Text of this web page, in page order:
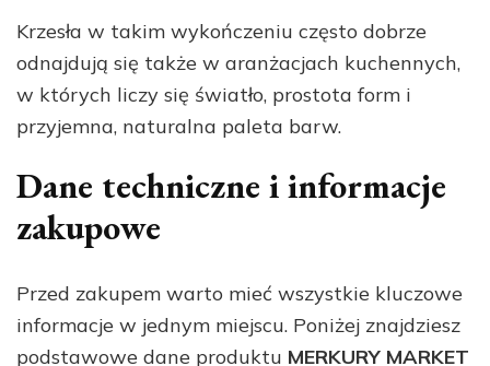
Krzesła w takim wykończeniu często dobrze
odnajdują się także w aranżacjach kuchennych,
w których liczy się światło, prostota form i
przyjemna, naturalna paleta barw.
Dane techniczne i informacje
zakupowe
Przed zakupem warto mieć wszystkie kluczowe
informacje w jednym miejscu. Poniżej znajdziesz
podstawowe dane produktu MERKURY MARKET